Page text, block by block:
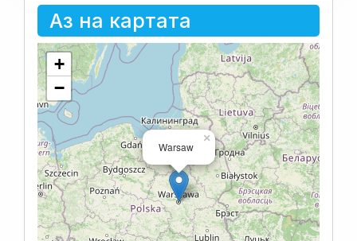
Аз на картата
Warsaw
×
+
−